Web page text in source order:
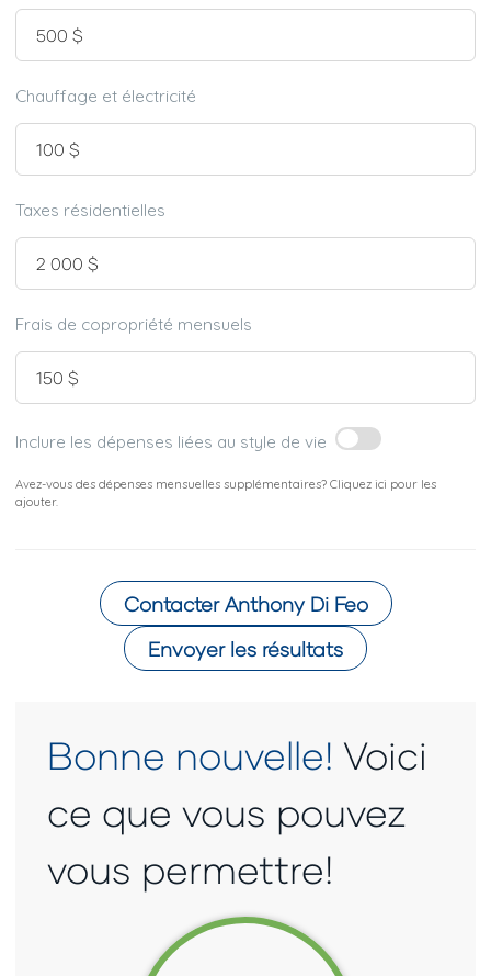
Chauffage et électricité
Taxes résidentielles
Frais de copropriété mensuels
Inclure les dépenses liées au style de vie
Avez-vous des dépenses mensuelles supplémentaires? Cliquez ici pour les
ajouter.
ContacterAnthony Di Feo
Envoyer les résultats
Bonne nouvelle! Voici
ce que vous pouvez
vous permettre!